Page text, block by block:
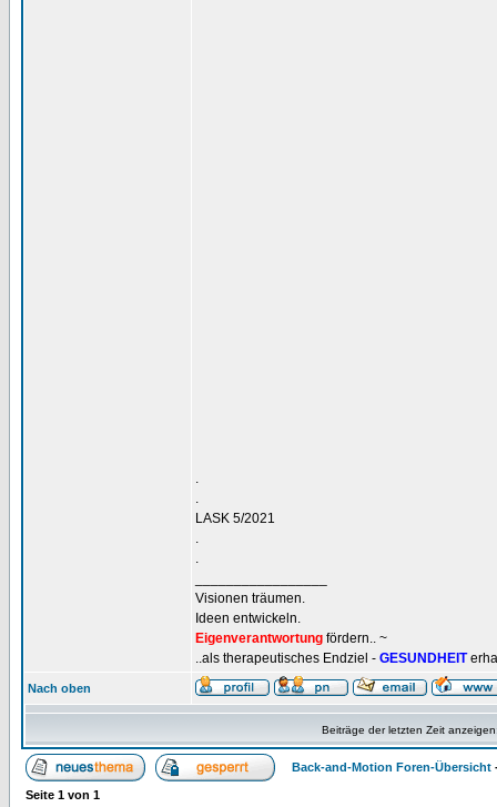
.
.
LASK 5/2021
.
.
Visionen träumen.
Ideen entwickeln.
Eigenverantwortung fördern.. ~
..als therapeutisches Endziel - GESUNDHEIT
Nach oben
Beiträge der letzten Zeit
Back-and-Motion Foren-Übersicht
Seite 1 von 1